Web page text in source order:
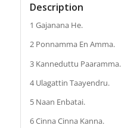
Description
1 Gajanana He.
2 Ponnamma En Amma.
3 Kanneduttu Paaramma.
4 Ulagattin Taayendru.
5 Naan Enbatai.
6 Cinna Cinna Kanna.